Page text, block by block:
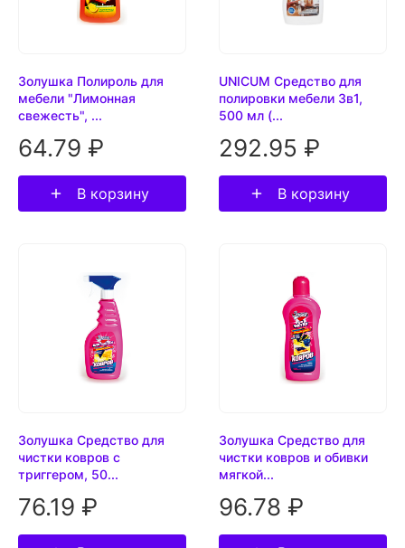
Золушка Полироль для
мебели "Лимонная
свежесть", ...
64.79 ₽
В корзину
UNICUM Средство для
полировки мебели 3в1,
500 мл (...
292.95 ₽
В корзину
Золушка Средство для
чистки ковров с
триггером, 50...
76.19 ₽
Золушка Средство для
чистки ковров и обивки
мягкой...
96.78 ₽